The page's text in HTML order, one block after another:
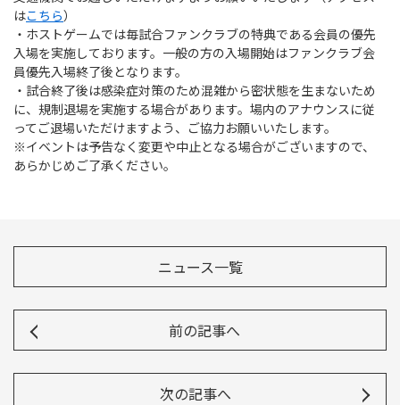
はこちら）
・ホストゲームでは毎試合ファンクラブの特典である会員の優先
入場を実施しております。一般の方の入場開始はファンクラブ会
員優先入場終了後となります。
・試合終了後は感染症対策のため混雑から密状態を生まないため
に、規制退場を実施する場合があります。場内のアナウンスに従
ってご退場いただけますよう、ご協力お願いいたします。
※イベントは予告なく変更や中止となる場合がございますので、
あらかじめご了承ください。
ニュース一覧
前の記事へ
次の記事へ